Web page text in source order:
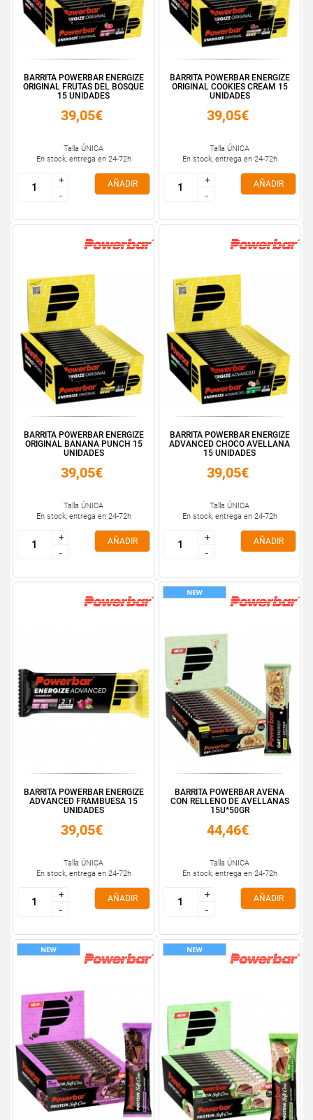
BARRITA POWERBAR ENERGIZE
ORIGINAL FRUTAS DEL BOSQUE
15 UNIDADES
39,05€
Talla ÚNICA
En stock, entrega en 24-72h
+
-
+
-
AÑADIR
BARRITA POWERBAR ENERGIZE
ORIGINAL COOKIES CREAM 15
UNIDADES
39,05€
Talla ÚNICA
En stock, entrega en 24-72h
+
-
+
-
AÑADIR
BARRITA POWERBAR ENERGIZE
ORIGINAL BANANA PUNCH 15
UNIDADES
39,05€
Talla ÚNICA
En stock, entrega en 24-72h
+
-
+
-
AÑADIR
BARRITA POWERBAR ENERGIZE
ADVANCED CHOCO AVELLANA
15 UNIDADES
39,05€
Talla ÚNICA
En stock, entrega en 24-72h
+
-
+
-
AÑADIR
BARRITA POWERBAR ENERGIZE
ADVANCED FRAMBUESA 15
UNIDADES
39,05€
Talla ÚNICA
En stock, entrega en 24-72h
+
-
+
-
AÑADIR
BARRITA POWERBAR AVENA
CON RELLENO DE AVELLANAS
15U*50GR
44,46€
Talla ÚNICA
En stock, entrega en 24-72h
+
-
+
-
AÑADIR